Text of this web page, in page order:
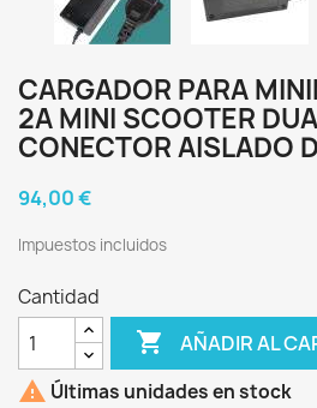
CARGADOR PARA
2A MINI SCOOTER
CONECTOR AISLADO
94,00 €
Impuestos incluidos
Cantidad
 AÑADIR AL
 Últimas unidades en stock